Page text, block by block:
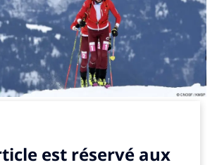
ouvertures et fermetures de la maison et